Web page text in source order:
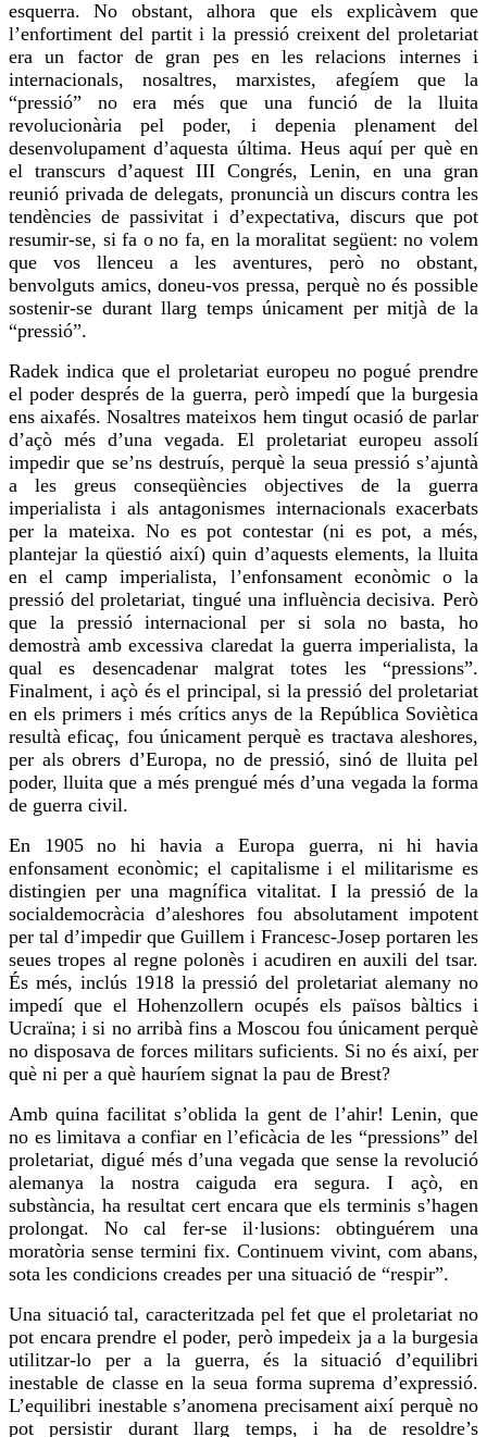
esquerra. No obstant, alhora que els explicàvem que
l’enfortiment del partit i la pressió creixent del proletariat
era un factor de gran pes en les relacions internes i
internacionals, nosaltres, marxistes, afegíem que la
“pressió” no era més que una funció de la lluita
revolucionària pel poder, i depenia plenament del
desenvolupament d’aquesta última. Heus aquí per què en
el transcurs d’aquest III Congrés, Lenin, en una gran
reunió privada de delegats, pronuncià un discurs contra les
tendències de passivitat i d’expectativa, discurs que pot
resumir-se, si fa o no fa, en la moralitat següent: no volem
que vos llenceu a les aventures, però no obstant,
benvolguts amics, doneu-vos pressa, perquè no és possible
sostenir-se durant llarg temps únicament per mitjà de la
“pressió”.
Radek indica que el proletariat europeu no pogué prendre
el poder després de la guerra, però impedí que la burgesia
ens aixafés. Nosaltres mateixos hem tingut ocasió de parlar
d’açò més d’una vegada. El proletariat europeu assolí
impedir que se’ns destruís, perquè la seua pressió s’ajuntà
a les greus conseqüències objectives de la guerra
imperialista i als antagonismes internacionals exacerbats
per la mateixa. No es pot contestar (ni es pot, a més,
plantejar la qüestió així) quin d’aquests elements, la lluita
en el camp imperialista, l’enfonsament econòmic o la
pressió del proletariat, tingué una influència decisiva. Però
que la pressió internacional per si sola no basta, ho
demostrà amb excessiva claredat la guerra imperialista, la
qual es desencadenar malgrat totes les “pressions”.
Finalment, i açò és el principal, si la pressió del proletariat
en els primers i més crítics anys de la República Soviètica
resultà eficaç, fouúnicament perquè es tractava aleshores,
per alsobrers d’Europa, no de pressió, sinó de lluita pel
poder, lluita que a més prengué més d’una vegada la forma
de guerra civil.
En 1905 no hi havia a Europa guerra, ni hi havia
enfonsament econòmic; el capitalisme i el militarisme es
distingien per una magnífica vitalitat. I la pressió de la
socialdemocràcia d’aleshores fouabsolutament impotent
per tal d’impedir que Guillem i Francesc-Josep portaren les
seues tropes al regne polonès i acudiren en auxili del tsar.
És més, inclús 1918 la pressió del proletariat alemany no
impedí que el Hohenzollern ocupés els països bàltics i
Ucraïna; i si no arribà fins a Moscou fouúnicament perquè
no disposava de forces militars suficients. Si no és així, per
què ni per a què hauríem signat la pau de Brest?
Amb quina facilitat s’oblida la gent de l’ahir! Lenin, que
no es limitava a confiar en l’eficàcia de les “pressions” del
proletariat, digué més d’una vegada que sense la revolució
alemanya la nostra caiguda era segura. I açò, en
substància, ha resultat cert encara que els terminis s’hagen
prolongat. No cal fer-se il·lusions: obtinguérem una
moratòria sense termini fix. Continuem vivint, com abans,
sota les condicions creades per una situació de “respir”.
Una situació tal, caracteritzada pel fet que el proletariat no
pot encara prendre el poder, però impedeix ja a la burgesia
utilitzar-lo per a la guerra, és la situació d’equilibri
inestable de classe en la seua forma suprema d’expressió.
L’equilibri inestable s’anomena precisament així perquè no
pot persistir durant llarg temps, i ha de resoldre’s